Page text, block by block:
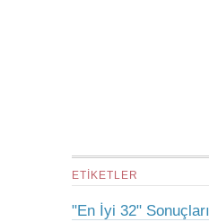
ETIKETLER
"En İyi 32" Sonuçları